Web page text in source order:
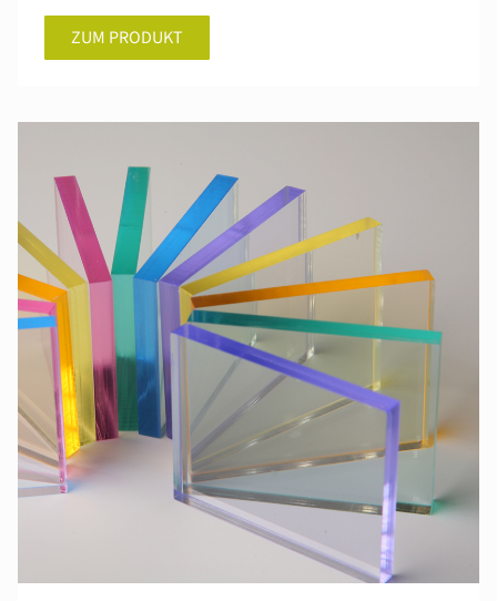
ZUM PRODUKT